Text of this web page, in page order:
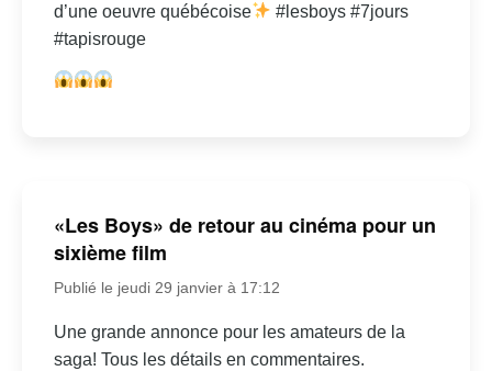
d’une oeuvre québécoise
#lesboys #7jours
#tapisrouge
«Les Boys» de retour au cinéma pour un
sixième film
Publié le jeudi 29 janvier à 17:12
Une grande annonce pour les amateurs de la
saga! Tous les détails en commentaires.